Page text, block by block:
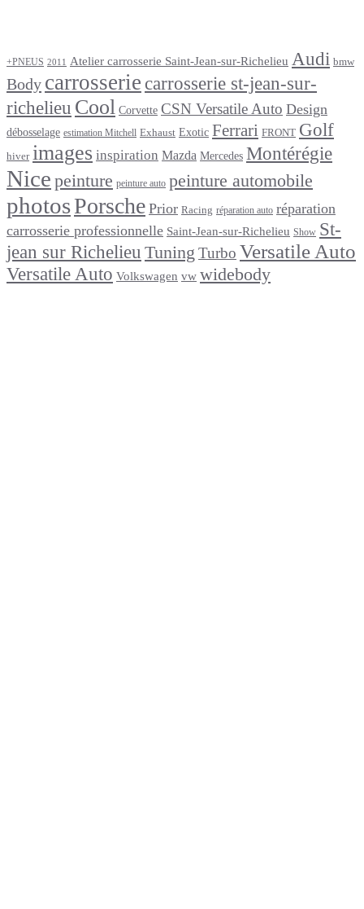
+PNEUS 2011 Atelier carrosserie Saint-Jean-sur-Richelieu Audi bmw
Body carrosserie carrosserie st-jean-sur-
richelieu Cool Corvette CSN Versatile Auto Design
débosselage estimation Mitchell Exhaust Exotic Ferrari FRONT Golf
hiver images inspiration Mazda Mercedes Montérégie
Nice peinture peinture auto peinture automobile
photosPorsche Prior Racing réparation auto réparation
carrosserie professionnelle Saint-Jean-sur-Richelieu Show St-
jean sur Richelieu Tuning Turbo Versatile Auto
Versatile Auto Volkswagen vw widebody